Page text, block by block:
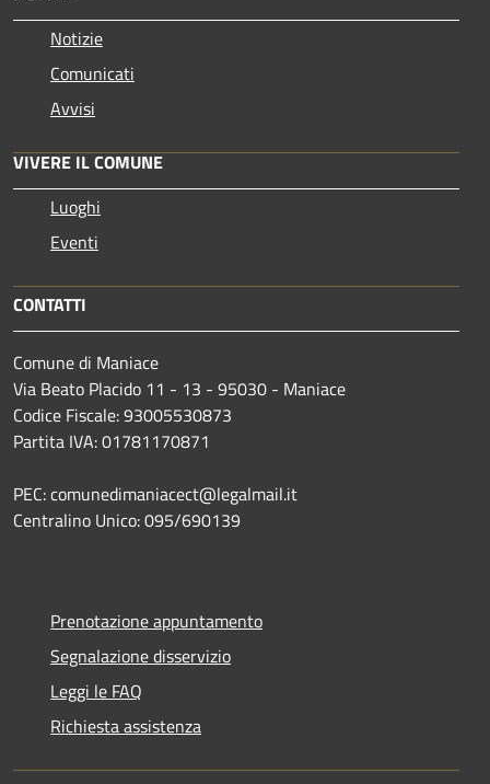
Notizie
Comunicati
Avvisi
VIVERE IL COMUNE
Luoghi
Eventi
CONTATTI
Comune di Maniace
Via Beato Placido 11 - 13 - 95030 - Maniace
Codice Fiscale: 93005530873
Partita IVA: 01781170871
PEC: comunedimaniacect@legalmail.it
Centralino Unico: 095/690139
Prenotazione appuntamento
Segnalazione disservizio
Leggi le FAQ
Richiesta assistenza